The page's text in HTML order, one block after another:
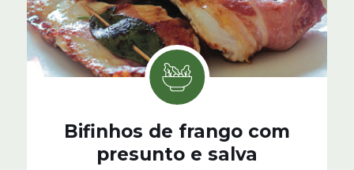
Bifinhos de frango com
presunto e salva